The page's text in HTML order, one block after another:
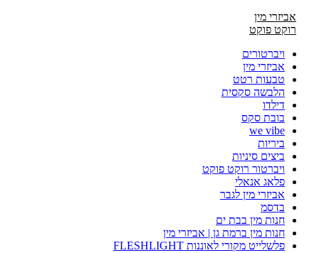
אביזרי מין
רוקט פוקט
ויברטורים
אביזרי מין
טבעות רטט
הלבשה סקסית
דילדו
בובת סקס
we vibe
ביריות
ביצים סיניות
ויברטור רוקט פוקט
פלאג אנאלי
אביזרי מין לגבר
בדסמ
חנות מין בבת ים
חנות מין ברמת גן | אביזרי מין
פלשלייט מקורי לאוננות FLESHLIGHT